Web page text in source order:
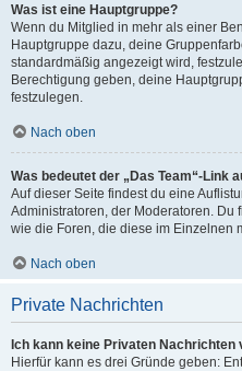
Was ist eine Hauptgruppe?
Wenn du Mitglied in mehr als einer
Hauptgruppe dazu, deine
standardmäßig angezeigt wird,
Berechtigung geben, deine
festzulegen.
Nach oben
Was bedeutet der „Das Team“-Link
Auf dieser Seite findest du eine
Administratoren, der Moderatoren. Du
wie die Foren, die diese im Einzelnen
Nach oben
Private Nachrichten
Ich kann keine Privaten Nachrichten
Hierfür kann es drei Gründe geben: